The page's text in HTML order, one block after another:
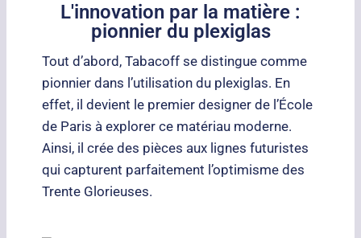
L'innovation par la matière :
pionnier du plexiglas
Tout d’abord, Tabacoff se distingue comme
pionnier dans l’utilisation du plexiglas. En
effet, il devient le premier designer de l’École
de Paris à explorer ce matériau moderne.
Ainsi, il crée des pièces aux lignes futuristes
qui capturent parfaitement l’optimisme des
Trente Glorieuses.